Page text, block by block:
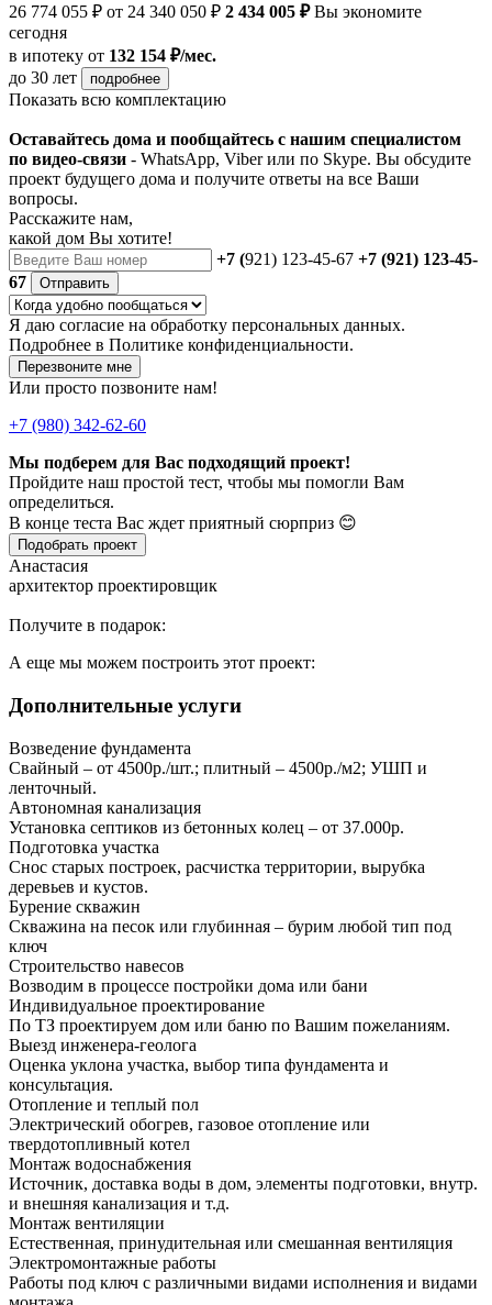
26 774 055 ₽ от 24 340 050 ₽ 2 434 005 ₽Вы экономите
сегодня
в ипотеку от 132 154 ₽/мес.
до 30 лет
подробнее
Показать всю комплектацию
Оставайтесь дома и пообщайтесь с нашим специалистом
по видео-связи - WhatsApp, Viber или по Skype. Вы обсудите
проект будущего дома и получите ответы на все Ваши
вопросы.
Расскажите нам,
какой дом Вы хотите!
+7 (921) 123-45-67 +7 (921) 123-45-
67
Отправить
Я даю согласие на обработку персональных данных.
Подробнее в Политике конфиденциальности.
Перезвоните мне
Или просто позвоните нам!
+7 (980) 342-62-60
Мы подберем для Вас подходящий проект!
Пройдите наш простой тест, чтобы мы помогли Вам
определиться.
В конце теста Вас ждет приятный сюрприз 😊
Подобрать проект
Анастасия
архитектор проектировщик
Получите в подарок:
А еще мы можем построить этот проект:
Дополнительные услуги
Возведение фундамента
Свайный – от 4500р./шт.; плитный – 4500р./м2; УШП и
ленточный.
Автономная канализация
Установка септиков из бетонных колец – от 37.000р.
Подготовка участка
Снос старых построек, расчистка территории, вырубка
деревьев и кустов.
Бурение скважин
Скважина на песок или глубинная – бурим любой тип под
ключ
Строительство навесов
Возводим в процессе постройки дома или бани
Индивидуальное проектирование
По ТЗ проектируем дом или баню по Вашим пожеланиям.
Выезд инженера-геолога
Оценка уклона участка, выбор типа фундамента и
консультация.
Отопление и теплый пол
Электрический обогрев, газовое отопление или
твердотопливный котел
Монтаж водоснабжения
Источник, доставка воды в дом, элементы подготовки, внутр.
и внешняя канализация и т.д.
Монтаж вентиляции
Естественная, принудительная или смешанная вентиляция
Электромонтажные работы
Работы под ключ с различными видами исполнения и видами